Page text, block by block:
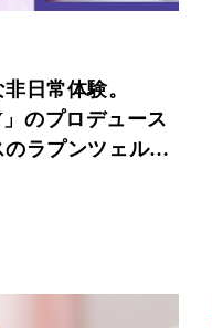
日常体験。
のプロデュース
ラプンツェルフ